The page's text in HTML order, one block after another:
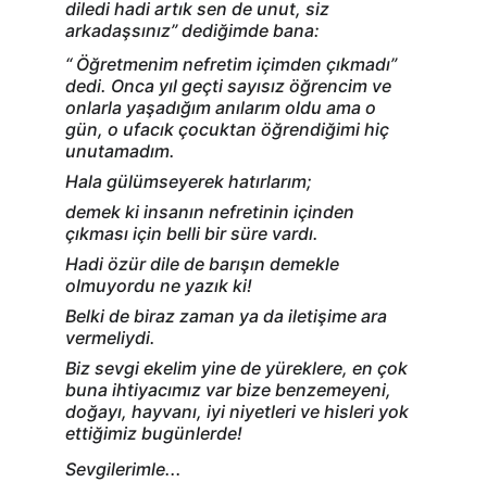
diledi hadi artık sen de unut, siz
arkadaşsınız” dediğimde bana:
“ Öğretmenim nefretim içimden çıkmadı”
dedi. Onca yıl geçti sayısız öğrencim ve
onlarla yaşadığım anılarım oldu ama o
gün, o ufacık çocuktan öğrendiğimi hiç
unutamadım.
Hala gülümseyerek hatırlarım;
demek ki insanın nefretinin içinden
çıkması için belli bir süre vardı.
Hadi özür dile de barışın demekle
olmuyordu ne yazık ki!
Belki de biraz zaman ya da iletişime ara
vermeliydi.
Biz sevgi ekelim yine de yüreklere, en çok
buna ihtiyacımız var bize benzemeyeni,
doğayı, hayvanı, iyi niyetleri ve hisleri yok
ettiğimiz bugünlerde!
Sevgilerimle...